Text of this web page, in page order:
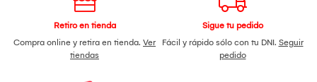
Retiro en tienda
Compra online y retira en tienda. Ver
tiendas
Sigue tu pedido
Fácil y rápido sólo con tu DNI. Seguir
pedido